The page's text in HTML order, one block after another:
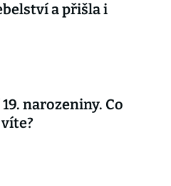
a přišla i
narozeniny. Co